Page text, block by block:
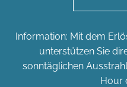
Information: Mit dem
unterstützen Sie
sonntäglichen
Hour